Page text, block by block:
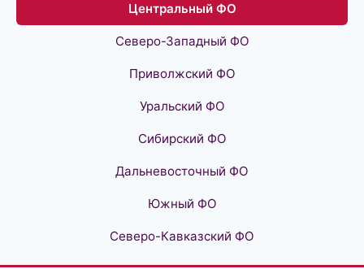
Центральный ФО
Северо-Западный ФО
Приволжский ФО
Уральский ФО
Сибирский ФО
Дальневосточный ФО
Южный ФО
Северо-Кавказский ФО